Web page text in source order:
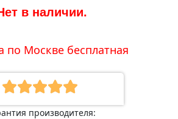
в наличии.
по Москве бесплатная
производителя: